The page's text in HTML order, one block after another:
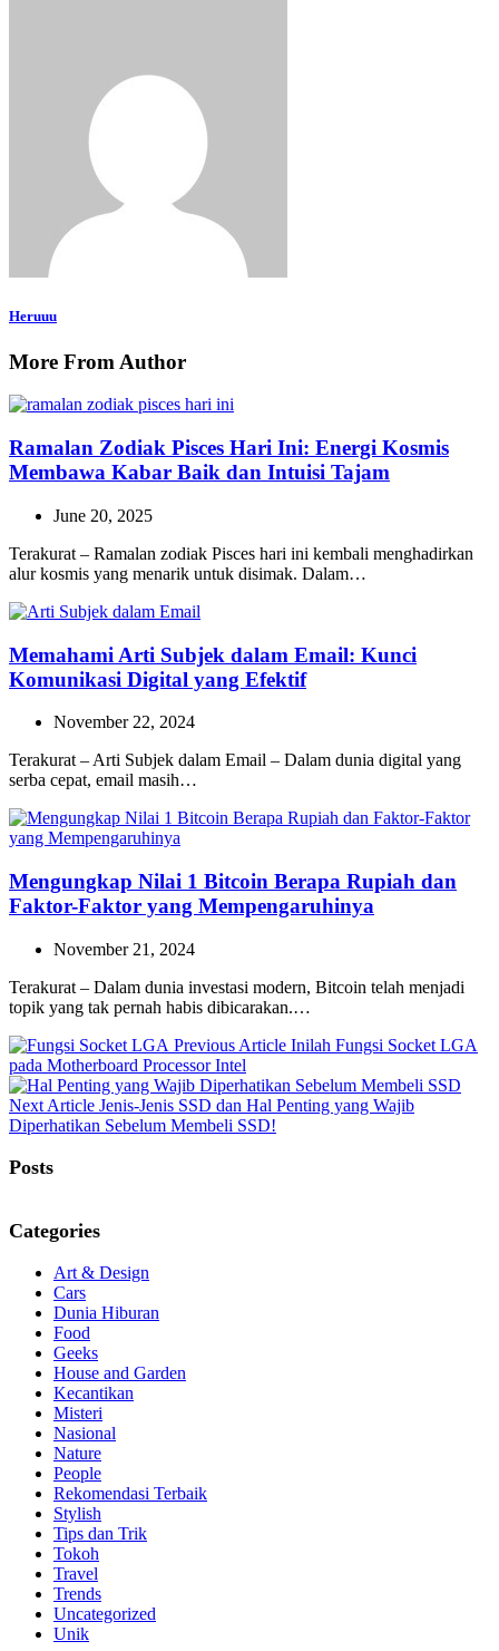
Heruuu
More From Author
Ramalan Zodiak Pisces Hari Ini: Energi Kosmis
Membawa Kabar Baik dan Intuisi Tajam
June 20, 2025
Terakurat – Ramalan zodiak Pisces hari ini kembali menghadirkan
alur kosmis yang menarik untuk disimak. Dalam…
Memahami Arti Subjek dalam Email: Kunci
Komunikasi Digital yang Efektif
November 22, 2024
Terakurat – Arti Subjek dalam Email – Dalam dunia digital yang
serba cepat, email masih…
Mengungkap Nilai 1 Bitcoin Berapa Rupiah dan
Faktor-Faktor yang Mempengaruhinya
November 21, 2024
Terakurat – Dalam dunia investasi modern, Bitcoin telah menjadi
topik yang tak pernah habis dibicarakan.…
Previous Article Previous
Inilah Fungsi Socket LGA
pada Motherboard Processor Intel
Next Article Next
Post:
Jenis-Jenis SSD dan Hal Penting yang Wajib
Diperhatikan Sebelum Membeli SSD!
Posts
Categories
Art & Design
Cars
Dunia Hiburan
Food
Geeks
House and Garden
Kecantikan
Misteri
Nasional
Nature
People
Rekomendasi Terbaik
Stylish
Tips dan Trik
Tokoh
Travel
Trends
Uncategorized
Unik